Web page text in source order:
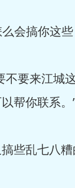
会搞你这
要来江城
帮你联系。
些乱七八